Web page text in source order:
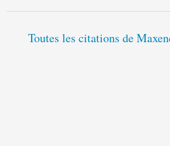
Toutes les citations de